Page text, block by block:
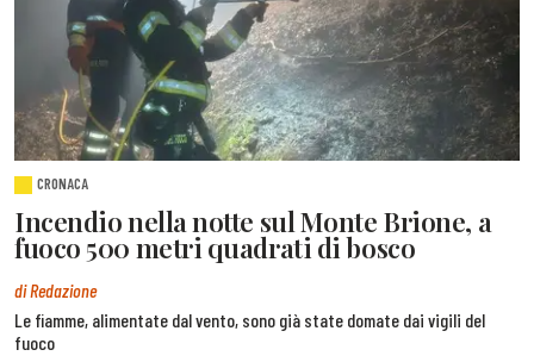
CRONACA
Incendio nella notte sul Monte Brione, a
fuoco 500 metri quadrati di bosco
di Redazione
Le fiamme, alimentate dal vento, sono già state domate dai vigili del
fuoco